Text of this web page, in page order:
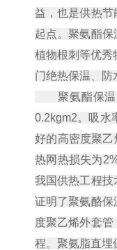
益，也是供热节
起点。聚氨酯
植物根刺等优秀
门绝热保温、防
聚氨酯保温管
0.2kgm2。吸水
好的高密度聚乙
热网热损失为
我国供热工程技
证明了聚氨酪保
度聚乙烯外套
程。聚氨脂直埋